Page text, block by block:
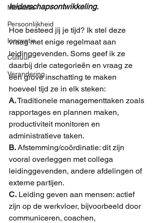
Motivatie
Persoonlijkheid
Innovatie
Cultuur
Verandering
leiderschapsontwikkeling.
Hoe besteed jij je tijd? Ik stel deze
vraag met enige regelmaat aan
leidinggevenden. Soms geef ik ze
daarbij drie categorieën en vraag ze
een grove inschatting te maken
hoeveel tijd ze in elk steken:
A.Traditionele managementtaken zoals
rapportages en plannen maken,
productiviteit monitoren en
administratieve taken.
B.Afstemming/coördinatie: dit zijn
vooral overleggen met collega
leidinggevenden, andere afdelingen of
externe partijen.
C. Leiding geven aan mensen: actief
zijn op de werkvloer, bijvoorbeeld door
communiceren, coachen,